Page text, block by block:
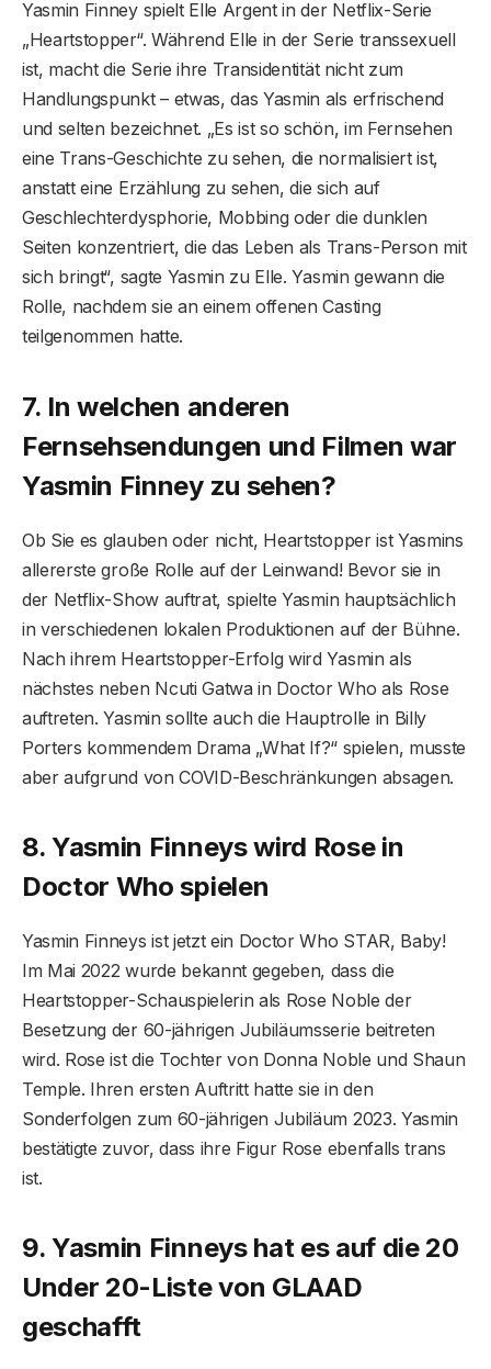
Yasmin Finney spielt Elle Argent in der Netflix-Serie
„Heartstopper“. Während Elle in der Serie transsexuell
ist, macht die Serie ihre Transidentität nicht zum
Handlungspunkt – etwas, das Yasmin als erfrischend
und selten bezeichnet. „Es ist so schön, im Fernsehen
eine Trans-Geschichte zu sehen, die normalisiert ist,
anstatt eine Erzählung zu sehen, die sich auf
Geschlechterdysphorie, Mobbing oder die dunklen
Seiten konzentriert, die das Leben als Trans-Person mit
sich bringt“, sagte Yasmin zu Elle. Yasmin gewann die
Rolle, nachdem sie an einem offenen Casting
teilgenommen hatte.
7. In welchen anderen
Fernsehsendungen und Filmen war
Yasmin Finney zu sehen?
Ob Sie es glauben oder nicht, Heartstopper ist Yasmins
allererste große Rolle auf der Leinwand! Bevor sie in
der Netflix-Show auftrat, spielte Yasmin hauptsächlich
in verschiedenen lokalen Produktionen auf der Bühne.
Nach ihrem Heartstopper-Erfolg wird Yasmin als
nächstes neben Ncuti Gatwa in Doctor Who als Rose
auftreten. Yasmin sollte auch die Hauptrolle in Billy
Porters kommendem Drama „What If?“ spielen, musste
aber aufgrund von COVID-Beschränkungen absagen.
8. Yasmin Finneys wird Rose in
Doctor Who spielen
Yasmin Finneys ist jetzt ein Doctor Who STAR, Baby!
Im Mai 2022 wurde bekannt gegeben, dass die
Heartstopper-Schauspielerin als Rose Noble der
Besetzung der 60-jährigen Jubiläumsserie beitreten
wird. Rose ist die Tochter von Donna Noble und Shaun
Temple. Ihren ersten Auftritt hatte sie in den
Sonderfolgen zum 60-jährigen Jubiläum 2023. Yasmin
bestätigte zuvor, dass ihre Figur Rose ebenfalls trans
ist.
9. Yasmin Finneys hat es auf die 20
Under 20-Liste von GLAAD
geschafft